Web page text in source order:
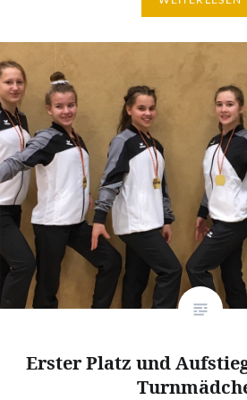
Erster Platz und